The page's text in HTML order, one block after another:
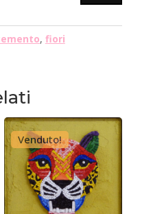
, fiori
Venduto!